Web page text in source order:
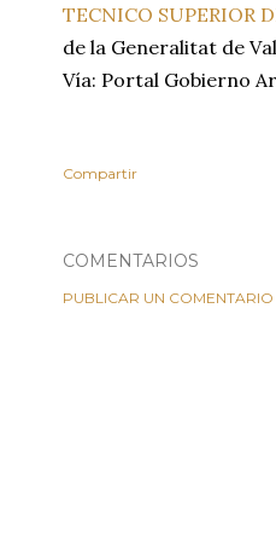
TECNICO SUPERIOR
de la Generalitat de
Vía: Portal Gobierno
Compartir
COMENTARIOS
PUBLICAR UN COMENTARIO